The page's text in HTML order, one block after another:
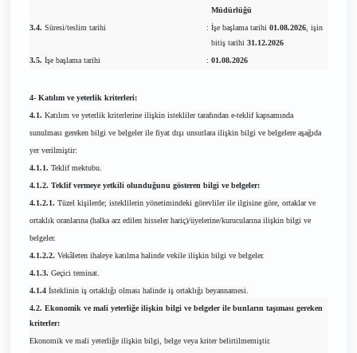
Müdürlüğü
3.4. Süresi/teslim tarihi : İşe başlama tarihi 01.08.2026 , işin
bitiş tarihi 31.12.2026
3.5. İşe başlama tarihi : 01.08.2026
4- Katılım ve yeterlik kriterleri:
4.1. Katılım ve yeterlik kriterlerine ilişkin istekliler tarafından e-teklif kapsamında
sunulması gereken bilgi ve belgeler ile fiyat dışı unsurlara ilişkin bilgi ve belgelere aşağıda
yer verilmiştir:
4.1.1. Teklif mektubu.
4.1.2. Teklif vermeye yetkili olunduğunu gösteren bilgi ve belgeler:
4.1.2.1. Tüzel kişilerde; isteklilerin yönetimindeki görevliler ile ilgisine göre, ortaklar ve
ortaklık oranlarına (halka arz edilen hisseler hariç)/üyelerine/kurucularına ilişkin bilgi ve
belgeler.
4.1.2.2. Vekâleten ihaleye katılma halinde vekile ilişkin bilgi ve belgeler.
4.1.3. Geçici teminat.
4.1.4 İsteklinin iş ortaklığı olması halinde iş ortaklığı beyannamesi.
4.2. Ekonomik ve mali yeterliğe ilişkin bilgi ve belgeler ile bunların taşıması gereken
kriterler:
Ekonomik ve mali yeterliğe ilişkin bilgi, belge veya kriter belirtilmemiştir.